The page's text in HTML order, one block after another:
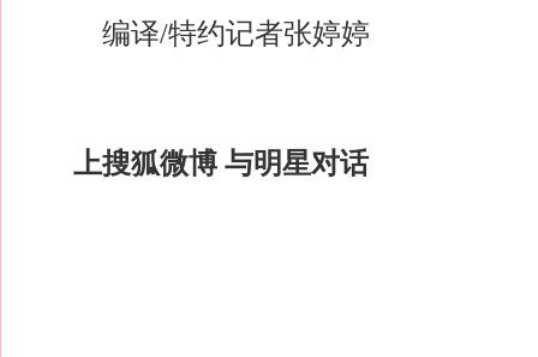
编译/特约记者张婷婷
上搜狐微博 与明星对话